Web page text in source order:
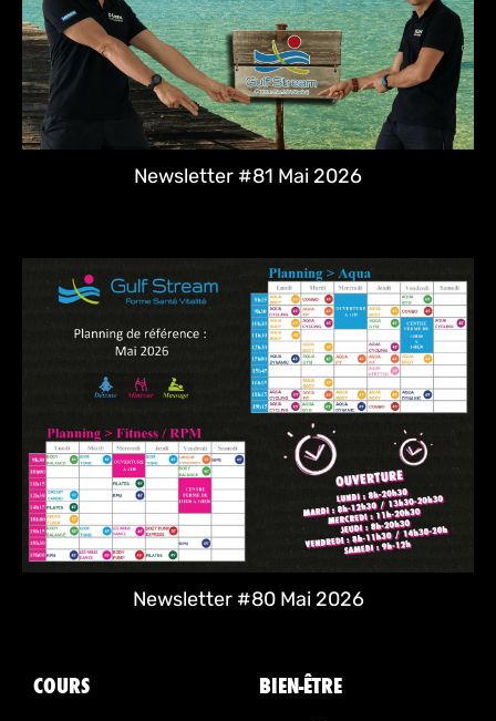
Newsletter #81 Mai 2026
Newsletter #80 Mai 2026
COURS BIEN-ÊTRE